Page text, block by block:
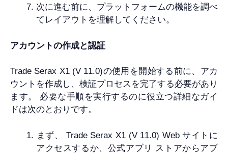
次に進む前に、プラットフォームの機能を調べ
てレイアウトを理解してください。
アカウントの作成と認証
Trade Serax X1 (V 11.0)の使用を開始する前に、アカ
ウントを作成し、検証プロセスを完了する必要があり
ます。 必要な手順を実行するのに役立つ詳細なガイ
ドは次のとおりです。
まず、 Trade Serax X1 (V 11.0) Web サイトに
アクセスするか、公式アプリ ストアからアプ